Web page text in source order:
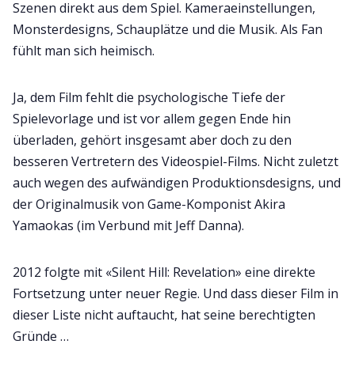
Szenen direkt aus dem Spiel. Kameraeinstellungen,
Monsterdesigns, Schauplätze und die Musik. Als Fan
fühlt man sich heimisch.
Ja, dem Film fehlt die psychologische Tiefe der
Spielevorlage und ist vor allem gegen Ende hin
überladen, gehört insgesamt aber doch zu den
besseren Vertretern des Videospiel-Films. Nicht zuletzt
auch wegen des aufwändigen Produktionsdesigns, und
der Originalmusik von Game-Komponist Akira
Yamaokas (im Verbund mit Jeff Danna).
2012 folgte mit «Silent Hill: Revelation» eine direkte
Fortsetzung unter neuer Regie. Und dass dieser Film in
dieser Liste nicht auftaucht, hat seine berechtigten
Gründe …